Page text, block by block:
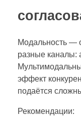
Модальность —
разные каналы:
эффект
подаётся
Рекомендации: